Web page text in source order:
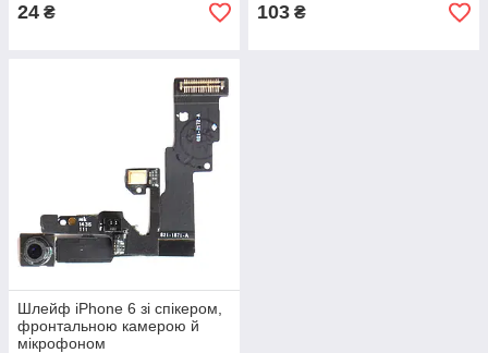
24 ₴ 103 ₴
Шлейф iPhone 6 зі спікером,
фронтальною камерою й
мікрофоном